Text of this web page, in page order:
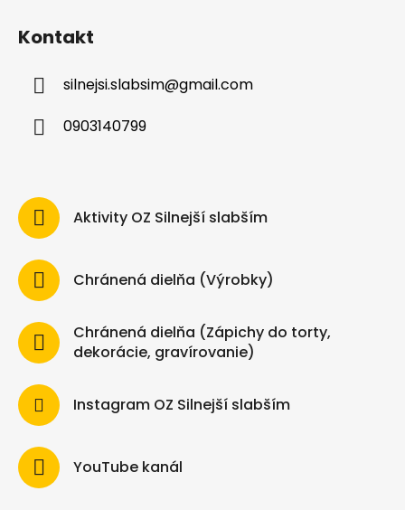
Kontakt
silnejsi.slabsim@gmail.com
0903140799
Aktivity OZ Silnejší slabším
Chránená dielňa (Výrobky)
Chránená dielňa (Zápichy do torty,
dekorácie, gravírovanie)
Instagram OZ Silnejší slabším
YouTube kanál